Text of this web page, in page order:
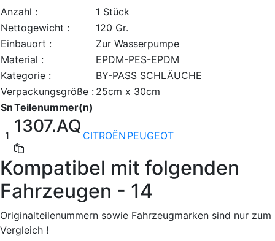
Anzahl :
1 Stück
Nettogewicht :
120 Gr.
Einbauort :
Zur Wasserpumpe
Material :
EPDM-PES-EPDM
Kategorie :
BY-PASS SCHLÄUCHE
Verpackungsgröße : 25cm x 30cm
SnTeilenummer(n)
1 1307.AQ CITROËN PEUGEOT
Kompatibel mit folgenden
Fahrzeugen - 14
Originalteilenummern sowie Fahrzeugmarken sind nur zum
Vergleich !